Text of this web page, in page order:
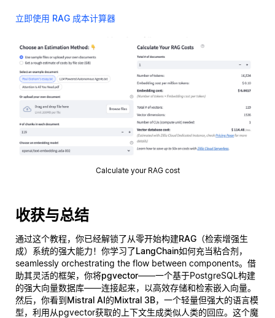
立即使用 RAG 成本计算器
Calculate your RAG cost
收获与总结
通过这个教程，你已经解锁了从零开始构建RAG（检索增强生
成）系统的强大能力！你学习了LangChain如何充当粘合剂，
seamlessly orchestrating the flow between components。借
助其灵活的框架，你将pgvector——一个基于PostgreSQL构建
的强大向量数据库——连接起来，以高效存储和检索嵌入向量。
然后，你看到Mistral AI的Mixtral 3B，一个轻量但强大的语言模
型，利用从pgvector获取的上下文生成类似人类的回应。这个魔